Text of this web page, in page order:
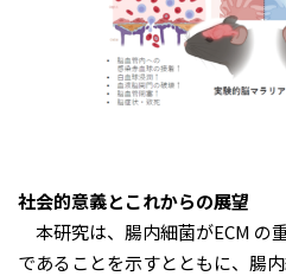
社会的意義とこれからの展望
本研究は、腸内細菌がECM の
であることを⽰すとともに、腸